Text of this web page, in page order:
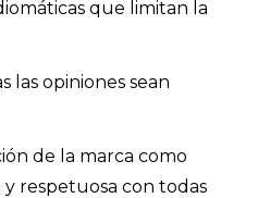
que limitan la
las opiniones sean
de la marca como
respetuosa con todas